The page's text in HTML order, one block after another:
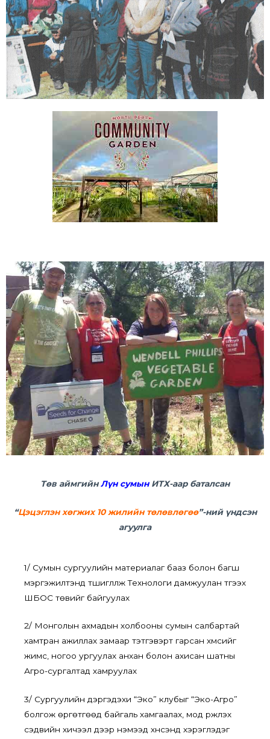
Төв аймгийнЛүн сумынИТХ-аар баталсан
“Цэцэглэн хөгжих 10 жилийн төлөвлөгөө”-ний үндсэн
агуулга
1/ Сумын сургуулийн материалаг бааз болон багш
мэргэжилтэнд түшиглүүлж Технологи дамжуулан түгээх
ШБОС төвийг байгуулах
2/ Монголын ахмадын холбооны сумын салбартай
хамтран ажиллах замаар тэтгэвэрт гарсан хүмүүсийг
жимс, ногоо ургуулах анхан болон ахисан шатны
Агро-сургалтад хамруулах
3/ Сургуулийн дэргэдэхи “Эко” клубыг “Эко-Агро”
болгож өргөтгөөд байгаль хамгаалах, мод үржүүлэх
сэдвийн хичээл дээр нэмээд хүнсэнд хэрэглэдэг